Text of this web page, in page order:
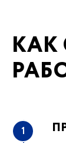
КАК
1